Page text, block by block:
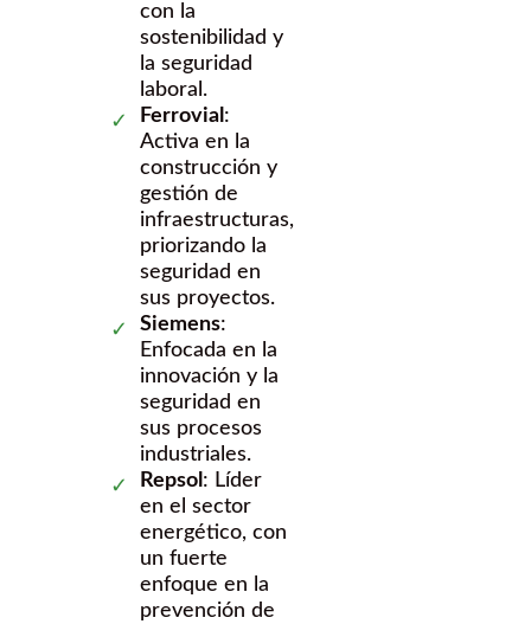
con la
sostenibilidad y
la seguridad
laboral.
Ferrovial :
Activa en la
construcción y
gestión de
infraestructuras,
priorizando la
seguridad en
sus proyectos.
Siemens:
Enfocada en la
innovación y la
seguridad en
sus procesos
industriales.
Repsol : Líder
en el sector
energético, con
un fuerte
enfoque en la
prevención de